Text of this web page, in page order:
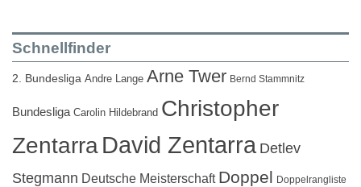
Schnellfinder
2. Bundesliga Andre Lange Arne Twer Bernd Stammnitz
Bundesliga Carolin Hildebrand Christopher
ZentarraDavid Zentarra Detlev
Stegmann Deutsche Meisterschaft Doppel Doppelrangliste